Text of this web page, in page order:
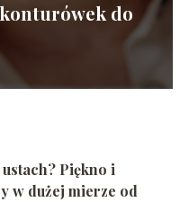
do
Piękno i
w dużej mierze od